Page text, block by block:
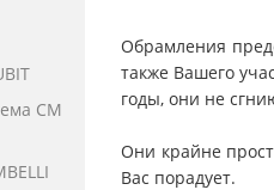
CM
Обрамления
также Вашего
годы, они не
Они крайне
Вас порадует.